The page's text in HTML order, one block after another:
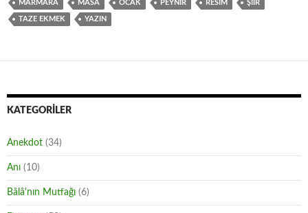
MARMARA MASA OCAK PEYNIR RESIM ŞIIR
TAZE EKMEK YAZIN
KATEGORILER
Anekdot (34)
Anı (10)
Bâlâ'nın Mutfağı (6)